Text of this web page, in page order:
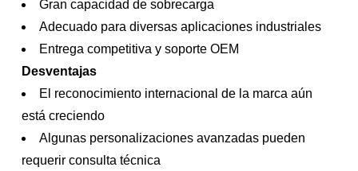
Gran capacidad de sobrecarga
Adecuado para diversas aplicaciones industriales
Entrega competitiva y soporte OEM
Desventajas
El reconocimiento internacional de la marca aún
está creciendo
Algunas personalizaciones avanzadas pueden
requerir consulta técnica